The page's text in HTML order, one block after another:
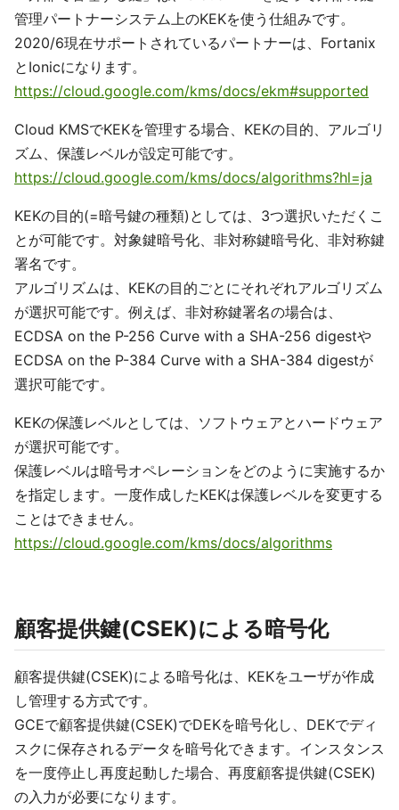
管理パートナーシステム上のKEKを使う仕組みです。
2020/6現在サポートされているパートナーは、Fortanix
とIonicになります。
https://cloud.google.com/kms/docs/ekm#supported
Cloud KMSでKEKを管理する場合、KEKの目的、アルゴリ
ズム、保護レベルが設定可能です。
https://cloud.google.com/kms/docs/algorithms?hl=ja
KEKの目的(=暗号鍵の種類)としては、3つ選択いただくこ
とが可能です。対象鍵暗号化、非対称鍵暗号化、非対称鍵
署名です。
アルゴリズムは、KEKの目的ごとにそれぞれアルゴリズム
が選択可能です。例えば、非対称鍵署名の場合は、
ECDSA on the P-256 Curve with a SHA-256 digestや
ECDSA on the P-384 Curve with a SHA-384 digestが
選択可能です。
KEKの保護レベルとしては、ソフトウェアとハードウェア
が選択可能です。
保護レベルは暗号オペレーションをどのように実施するか
を指定します。一度作成したKEKは保護レベルを変更する
ことはできません。
https://cloud.google.com/kms/docs/algorithms
顧客提供鍵(CSEK)による暗号化
顧客提供鍵(CSEK)による暗号化は、KEKをユーザが作成
し管理する方式です。
GCEで顧客提供鍵(CSEK)でDEKを暗号化し、DEKでディ
スクに保存されるデータを暗号化できます。インスタンス
を一度停止し再度起動した場合、再度顧客提供鍵(CSEK)
の入力が必要になります。